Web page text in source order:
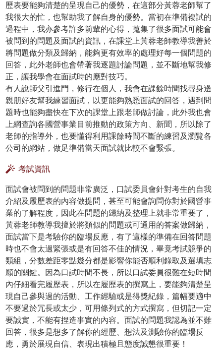
歷表要能夠清楚的呈現自己的優勢，在這部分黃蓉老師幫了
我很大的忙，也幫助我了解自身的優勢。當初在準備複試的
過程中，我亦參考許多前輩的心得，蒐集了很多面試可能會
被問到的問題及面試的資訊，在課堂上黃蓉老師教導我善於
將問題做分類及歸納，能夠更有效率的處理好每一個問題的
回答，此外老師也會帶著我逐題討論問題，並不斷地幫我修
正，讓我學會在面試時的應對技巧。
有人說師父引進門，修行在個人，我會在課餘時間找尋身邊
親朋好友幫我練習面試，以更能夠熟悉面試的回答，遇到問
題時也能夠盡快在下次的課堂上跟老師做討論，此外我也會
上網查詢各國營事業目前推動的政策方向、新聞，所以除了
老師的指導外，也要懂得利用課餘時間不斷的練習及瀏覽各
公司的網站，做足準備當天面試就比較不會緊張。
考試資訊
面試會被問到的問題非常廣泛，口試委員會針對考生的自我
介紹及履歷表的內容做提問，甚至可能會詢問你對於國營事
業的了解程度，因此在問題的歸納及整理上就非常重要了，
黃蓉老師教導我擅於將類似的問題或可通用的答案做歸納，
面試當下是考驗你的臨場反應，有了這樣的準備在回答問題
時也不會太過緊張或是有回答不佳的情況，畢竟考試競爭的
類組，分數差距零點幾分都是影響你能否順利錄取及選填志
願的關鍵。因為口試時間不長，所以口試委員很難在短時間
內仔細看完履歷表，所以在履歷表的撰寫上，要能夠清楚呈
現自己參與過的活動、工作經驗或是得獎紀錄，篇幅要適中
不要過於冗長或太少，可用條列式的方式撰寫，但切記一定
要誠實，不能有捏造事實的內容。面試的問題我認為並不難
回答，很多是想多了解你的經歷、想法及測驗你的臨場反
應，勇於展現自信、表現出積極且態度誠懇很重要！